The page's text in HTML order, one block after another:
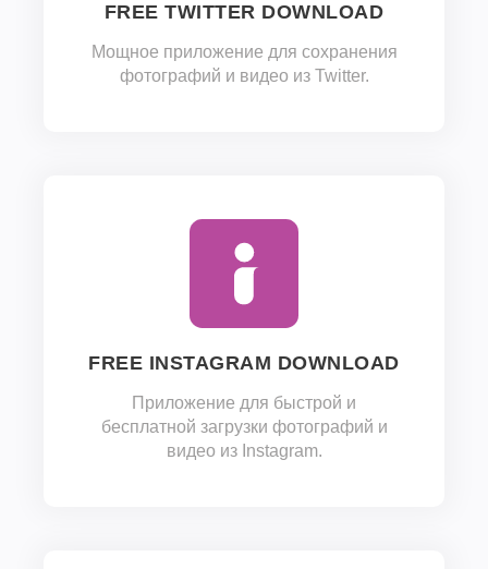
FREE TWITTER DOWNLOAD
Мощное приложение для сохранения
фотографий и видео из Twitter.
FREE INSTAGRAM DOWNLOAD
Приложение для быстрой и
бесплатной загрузки фотографий и
видео из Instagram.